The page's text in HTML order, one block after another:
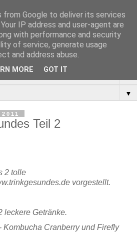
alles
▼
Teil 2
2 tolle
vorgestellt.
leckere Getränke.
Kombucha Cranberry und Firefly
from Google to deliver its services
IP address and user-agent are
with performance and security
of service, generate usage
and address abuse.
MORE GOT IT